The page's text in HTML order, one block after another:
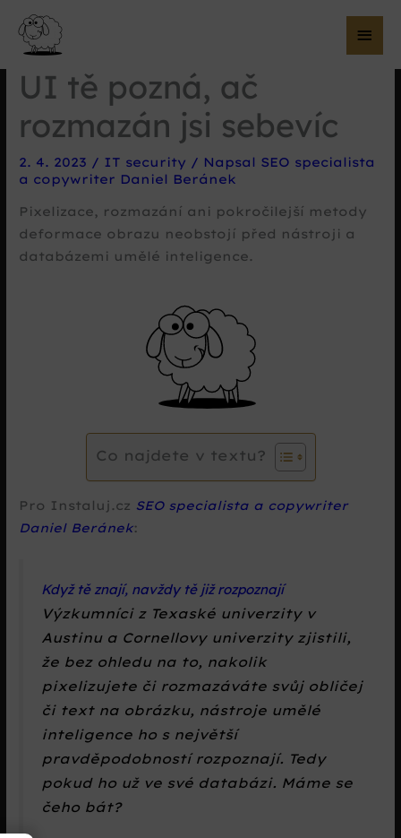
UI tě pozná, ač
rozmazán jsi sebevíc
2. 4. 2023 / IT security / Napsal SEO specialista
a copywriter Daniel Beránek
Pixelizace, rozmazání ani pokročilejší metody
deformace obrazu neobstojí před nástroji a
databázemi umělé inteligence.
Co najdete v textu?
Pro Instaluj.cz SEO specialista a copywriter
Daniel Beránek:
Když tě znají, navždy tě již rozpoznají
Výzkumníci z Texaské univerzity v
Austinu a Cornellovy univerzity zjistili,
že bez ohledu na to, nakolik
pixelizujete či rozmazáváte svůj obličej
či text na obrázku, nástroje umělé
inteligence ho s největší
pravděpodobností rozpoznají. Tedy
pokud ho už ve své databázi. Máme se
čeho bát?